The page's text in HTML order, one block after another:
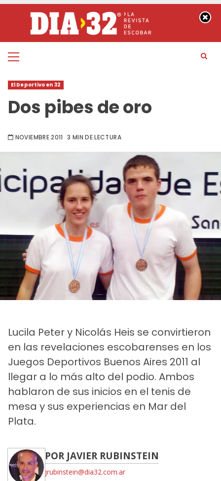
contenido
Menú
El Deportivo en 32
Dos pibes de oro
NOVIEMBRE 2011 3 MIN DE LECTURA
Lucila Peter y Nicolás Heis se convirtieron
en las revelaciones escobarenses en los
Juegos Deportivos Buenos Aires 2011 al
llegar a lo más alto del podio. Ambos
hablaron de sus inicios en el tenis de
mesa y sus experiencias en Mar del
Plata.
POR JAVIER RUBINSTEIN
jrubinstein@dia32.com.ar